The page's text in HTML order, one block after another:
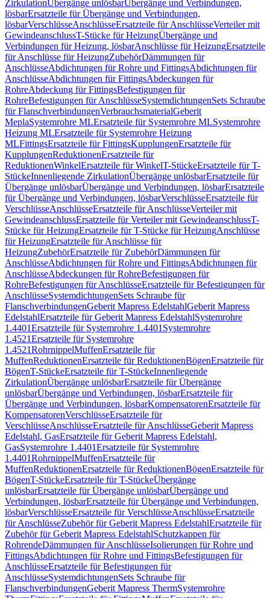
ZirkulationÜbergänge unlösbarÜbergänge und Verbindungen,
lösbarErsatzteile für Übergänge und Verbindungen,
lösbarVerschlüsseAnschlüsseErsatzteile für AnschlüsseVerteiler mit
GewindeanschlussT-Stücke für HeizungÜbergänge und
Verbindungen für Heizung, lösbarAnschlüsse für HeizungErsatzteile
für Anschlüsse für HeizungZubehörDämmungen für
AnschlüsseAbdichtungen für Rohre und FittingsAbdichtungen für
AnschlüsseAbdichtungen für FittingsAbdeckungen für
RohreAbdeckung für FittingsBefestigungen für
RohreBefestigungen für AnschlüsseSystemdichtungenSets Schraube
für FlanschverbindungenVerbrauchsmaterialGeberit
MeplaSystemrohre MLErsatzteile für Systemrohre MLSystemrohre
Heizung MLErsatzteile für Systemrohre Heizung
MLFittingsErsatzteile für FittingsKupplungenErsatzteile für
KupplungenReduktionenErsatzteile für
ReduktionenWinkelErsatzteile für WinkelT-StückeErsatzteile für T-
StückeInnenliegende ZirkulationÜbergänge unlösbarErsatzteile für
Übergänge unlösbarÜbergänge und Verbindungen, lösbarErsatzteile
für Übergänge und Verbindungen, lösbarVerschlüsseErsatzteile für
VerschlüsseAnschlüsseErsatzteile für AnschlüsseVerteiler mit
GewindeanschlussErsatzteile für Verteiler mit GewindeanschlussT-
Stücke für HeizungErsatzteile für T-Stücke für HeizungAnschlüsse
für HeizungErsatzteile für Anschlüsse für
HeizungZubehörErsatzteile für ZubehörDämmungen für
AnschlüsseAbdichtungen für Rohre und FittingsAbdichtungen für
AnschlüsseAbdeckungen für RohreBefestigungen für
RohreBefestigungen für AnschlüsseErsatzteile für Befestigungen für
AnschlüsseSystemdichtungenSets Schraube für
FlanschverbindungenGeberit Mapress EdelstahlGeberit Mapress
EdelstahlErsatzteile für Geberit Mapress EdelstahlSystemrohre
1.4401Ersatzteile für Systemrohre 1.4401 Systemrohre
1.4521Ersatzteile für Systemrohre
1.4521RohrnippelMuffenErsatzteile für
MuffenReduktionenErsatzteile für ReduktionenBögenErsatzteile für
BögenT-StückeErsatzteile für T-StückeInnenliegende
ZirkulationÜbergänge unlösbarErsatzteile für Übergänge
unlösbarÜbergänge und Verbindungen, lösbarErsatzteile für
Übergänge und Verbindungen, lösbarKompensatorenErsatzteile für
KompensatorenVerschlüsseErsatzteile für
VerschlüsseAnschlüsseErsatzteile für AnschlüsseGeberit Mapress
Edelstahl, GasErsatzteile für Geberit Mapress Edelstahl,
GasSystemrohre 1.4401Ersatzteile für Systemrohre
1.4401RohrnippelMuffenErsatzteile für
MuffenReduktionenErsatzteile für ReduktionenBögenErsatzteile für
BögenT-StückeErsatzteile für T-StückeÜbergänge
unlösbarErsatzteile für Übergänge unlösbarÜbergänge und
Verbindungen, lösbarErsatzteile für Übergänge und Verbindungen,
lösbarVerschlüsseErsatzteile für VerschlüsseAnschlüsseErsatzteile
für AnschlüsseZubehör für Geberit Mapress EdelstahlErsatzteile für
Zubehör für Geberit Mapress EdelstahlSchutzkappen für
RohrendeDämmungen für AnschlüsseIsolierungen für Rohre und
FittingsAbdichtungen für Rohre und FittingsBefestigungen für
AnschlüsseErsatzteile für Befestigungen für
AnschlüsseSystemdichtungenSets Schraube für
FlanschverbindungenGeberit Mapress ThermSystemrohre